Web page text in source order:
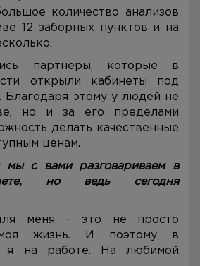
количество анализов
12 заборных пунктов и на
партнеры, которые в
открыли кабинеты под
Благодаря этому у людей не
но и за его пределами
делать качественные
ценам.
мы с вами разговариваем в
но ведь сегодня
меня – это не просто
жизнь. И поэтому в
я на работе. На любимой